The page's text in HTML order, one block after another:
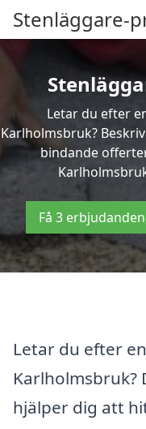
Stenläggare-
Letar du efter
Karlholmsbruk?
bindande
Få 3
Letar du efter
Karlholmsbruk?
hjälper dig att